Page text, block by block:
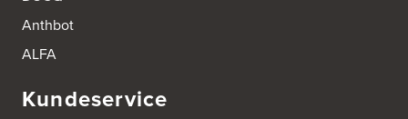
Anthbot
ALFA
Kundeservice